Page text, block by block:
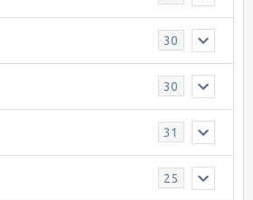
30
30
31
25